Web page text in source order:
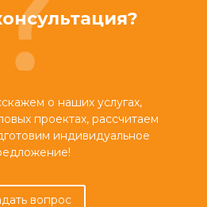
о наших услугах,
проектах, рассчитаем
индивидуальное
вопрос